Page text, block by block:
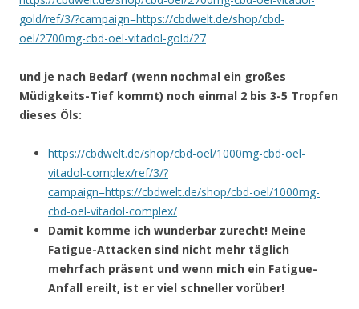
gold/ref/3/?campaign=https://cbdwelt.de/shop/cbd-
oel/2700mg-cbd-oel-vitadol-gold/27
und je nach Bedarf (wenn nochmal ein großes
Müdigkeits-Tief kommt) noch einmal 2 bis 3-5 Tropfen
dieses Öls:
https://cbdwelt.de/shop/cbd-oel/1000mg-cbd-oel-
vitadol-complex/ref/3/?
campaign=https://cbdwelt.de/shop/cbd-oel/1000mg-
cbd-oel-vitadol-complex/
Damit komme ich wunderbar zurecht! Meine
Fatigue-Attacken sind nicht mehr täglich
mehrfach präsent und wenn mich ein Fatigue-
Anfall ereilt, ist er viel schneller vorüber!